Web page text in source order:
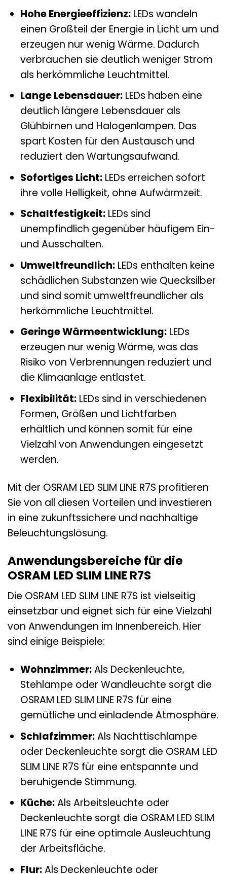
Hohe Energieeffizienz:LEDs wandeln
einen Großteil der Energie in Licht um und
erzeugen nur wenig Wärme. Dadurch
verbrauchen sie deutlich weniger Strom
als herkömmliche Leuchtmittel.
Lange Lebensdauer:LEDs haben eine
deutlich längere Lebensdauer als
Glühbirnen und Halogenlampen. Das
spart Kosten für den Austausch und
reduziert den Wartungsaufwand.
Sofortiges Licht:LEDs erreichen sofort
ihre volle Helligkeit, ohne Aufwärmzeit.
Schaltfestigkeit:LEDs sind
unempfindlich gegenüber häufigem Ein-
und Ausschalten.
Umweltfreundlich:LEDs enthalten keine
schädlichen Substanzen wie Quecksilber
und sind somit umweltfreundlicher als
herkömmliche Leuchtmittel.
Geringe Wärmeentwicklung:LEDs
erzeugen nur wenig Wärme, was das
Risiko von Verbrennungen reduziert und
die Klimaanlage entlastet.
Flexibilität:LEDs sind in verschiedenen
Formen, Größen und Lichtfarben
erhältlich und können somit für eine
Vielzahl von Anwendungen eingesetzt
werden.
Mit der OSRAM LED SLIM LINE R7S profitieren
Sie von all diesen Vorteilen und investieren
in eine zukunftssichere und nachhaltige
Beleuchtungslösung.
Anwendungsbereiche für die
OSRAM LED SLIM LINE R7S
Die OSRAM LED SLIM LINE R7S ist vielseitig
einsetzbar und eignet sich für eine Vielzahl
von Anwendungen im Innenbereich. Hier
sind einige Beispiele:
Wohnzimmer:Als Deckenleuchte,
Stehlampe oder Wandleuchte sorgt die
OSRAM LED SLIM LINE R7S für eine
gemütliche und einladende Atmosphäre.
Schlafzimmer:Als Nachttischlampe
oder Deckenleuchte sorgt die OSRAM LED
SLIM LINE R7S für eine entspannte und
beruhigende Stimmung.
Küche:Als Arbeitsleuchte oder
Deckenleuchte sorgt die OSRAM LED SLIM
LINE R7S für eine optimale Ausleuchtung
der Arbeitsfläche.
Flur:Als Deckenleuchte oder